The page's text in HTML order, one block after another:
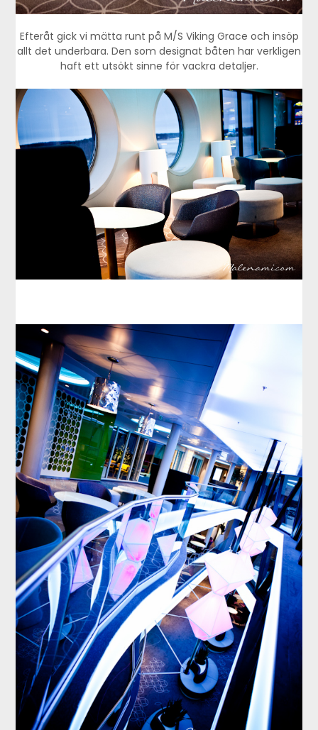
Efteråt gick vi mätta runt på M/S Viking Grace och insöp
allt det underbara. Den som designat båten har verkligen
haft ett utsökt sinne för vackra detaljer.